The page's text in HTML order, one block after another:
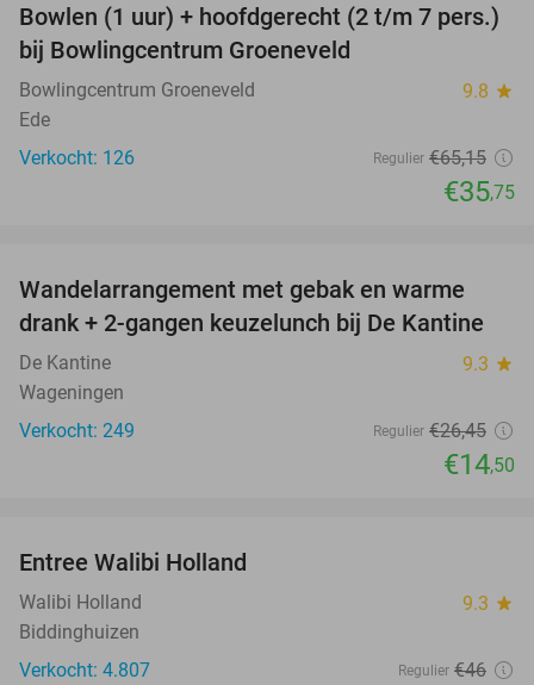
45%
Bowlen (1 uur) + hoofdgerecht (2 t/m 7 pers.)
bij Bowlingcentrum Groeneveld
Bowlingcentrum Groeneveld 9.8 star
Ede
Verkocht: 126
Regulier €65,15
€35,75
45%
Wandelarrangement met gebak en warme
drank + 2-gangen keuzelunch bij De Kantine
De Kantine 9.3 star
Wageningen
Verkocht: 249
Regulier €26,45
€14,50
Entree Walibi Holland
Walibi Holland 9.3 star
Biddinghuizen
Verkocht: 4.807
Regulier €46